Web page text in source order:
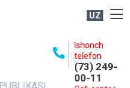
UZ
Ishonch
telefon
(73) 249-
00-11